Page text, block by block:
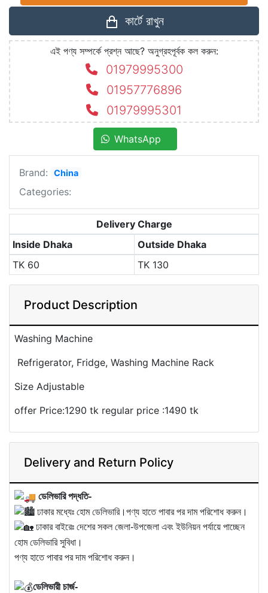
কার্টে রাখুন
এই পণ্য সম্পর্কে প্রশ্ন আছে? অনুগ্রহপূর্বক কল করুন:
01979995300
01957776896
01979995301
WhatsApp
Brand: China
Categories:
Delivery Charge
Inside Dhaka
Outside Dhaka
TK 60 TK 130
Product Description
Washing Machine
Refrigerator, Fridge, Washing Machine Rack
Size Adjustable
offer Price:1290 tk regular price :1490 tk
Delivery and Return Policy
ডেলিভারি পদ্ধতি-
ঢাকার মধ্যেঃ হোম ডেলিভারি।পণ্য হাতে পাবার পর দাম পরিশোধ করুন।
ঢাকার বাইরেঃ দেশের সকল জেলা-উপজেলা এবং ইউনিয়ন পর্যায়ে পাচ্ছেন
হোম ডেলিভারি সুবিধা।
পণ্য হাতে পাবার পর দাম পরিশোধ করুন।
ডেলিভারী চার্জ-